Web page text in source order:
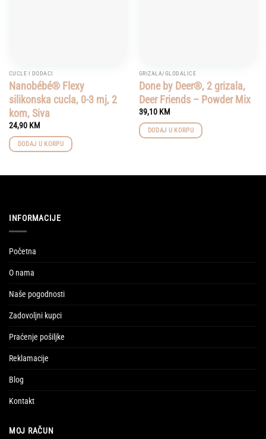
CUCLE I DODACI
Nanobébé® Flexy
silikonska cucla, 0-3 mj, 2
kom, Siva
24,90 KM
DODAJ U KORPU
GRIZALA/GLODALICE
Done by Deer®, 2 grizala,
Deer Friends – Powder Mix
39,10 KM
DODAJ U KORPU
INFORMACIJE
Početna
O nama
Naše pogodnosti
Zadovoljni kupci
Praćenje pošiljke
Reklamacije
Blog
Kontakt
MOJ RAČUN